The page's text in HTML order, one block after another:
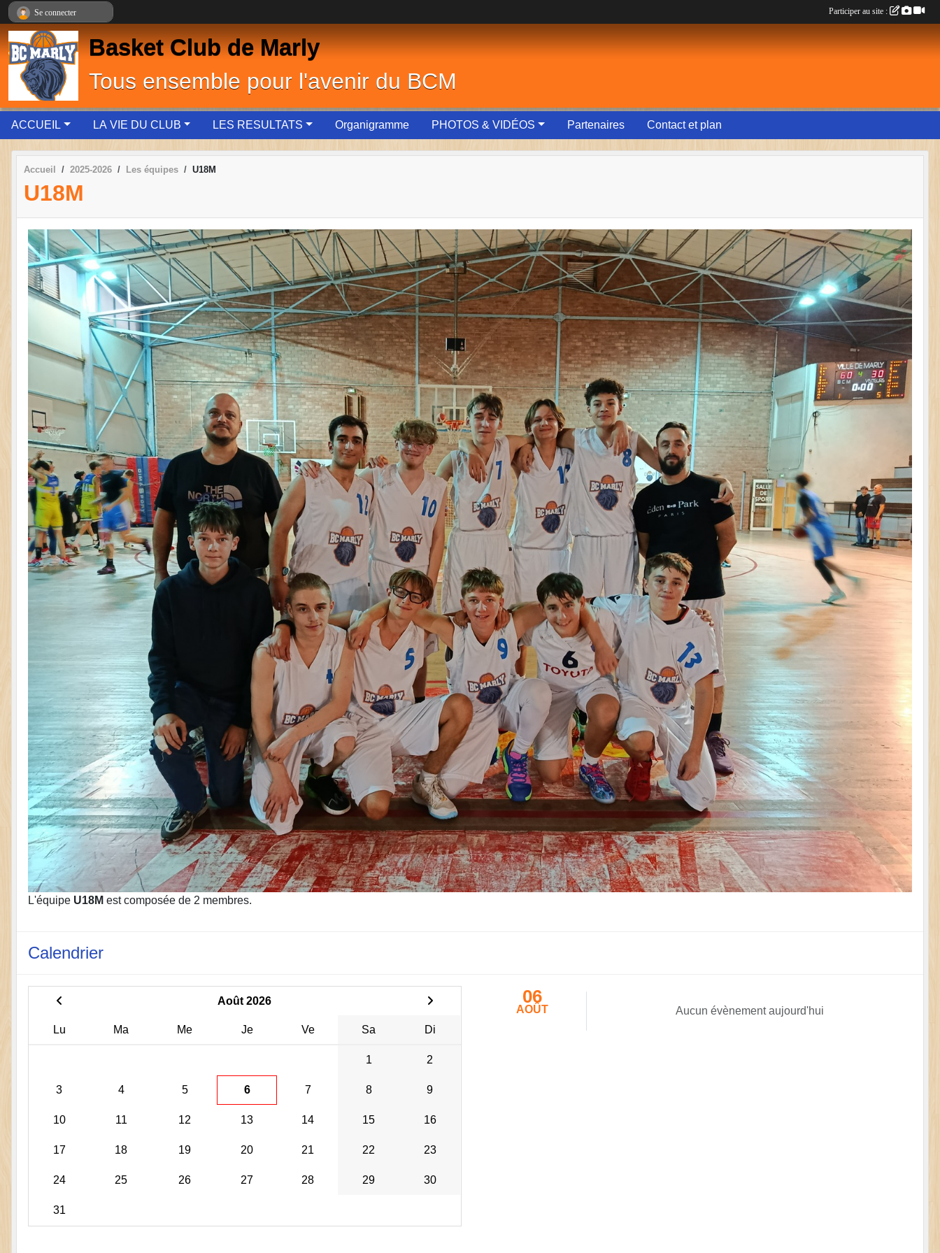
Basket Club de Marly
Tous ensemble pour l'avenir du BCM
ACCUEIL LA VIE DU CLUB LES RESULTATS Organigramme PHOTOS & VIDÉOS Partenaires Contact et plan
Accueil 2025-2026 Les équipes U18M
U18M
L'équipe U18M est composée de 2 membres.
Calendrier
Août 2026
Lu Ma Me Je Ve Sa Di
1 2
3 4 5 6 7 8 9
10 11 12 13 14 15 16
17 18 19 20 21 22 23
24 25 26 27 28 29 30
31
06
AOÛT Aucun évènement aujourd'hui
Se connecter Participer au site :
Panneau de gestion des cookies